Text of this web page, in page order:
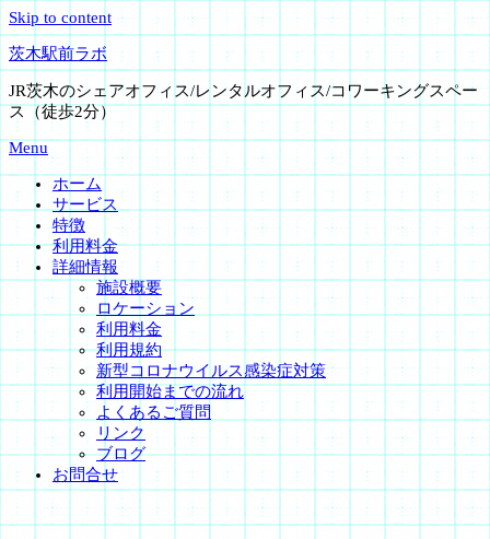
Skip to content
茨木駅前ラボ
JR茨木のシェアオフィス/レンタルオフィス/コワーキングスペー
ス（徒歩2分）
Menu
ホーム
サービス
特徴
利用料金
詳細情報
施設概要
ロケーション
利用料金
利用規約
新型コロナウイルス感染症対策
利用開始までの流れ
よくあるご質問
リンク
ブログ
お問合せ